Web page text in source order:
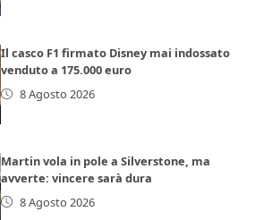
Il casco F1 firmato Disney mai indossato
venduto a 175.000 euro
8 Agosto 2026
Martin vola in pole a Silverstone, ma
avverte: vincere sarà dura
8 Agosto 2026